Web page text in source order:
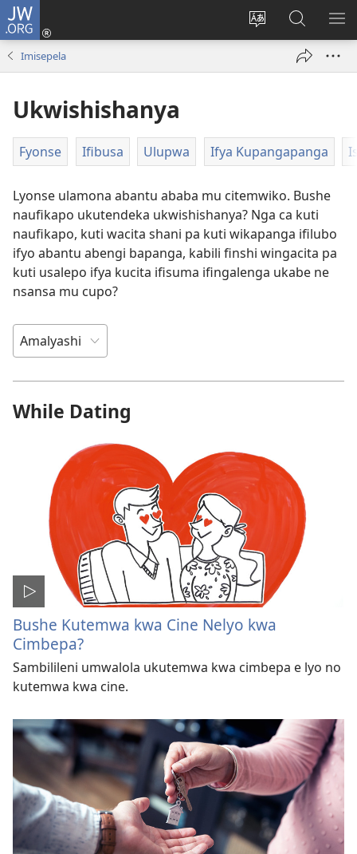
JW.ORG
Bikenipo
Isuleni
(yalaisula Fwayeni
pa
JW.ORG
Imisepela
Ukwishishanya
Fyonse Ifibusa Ulupwa Ifya Kupangapanga
Lyonse ulamona abantu ababa mu citemwiko. Bushe
naufikapo ukutendeka ukwishishanya? Nga ca kuti
naufikapo, kuti wacita shani pa kuti wikapanga ifilubo
ifyo abantu abengi bapanga, kabili finshi wingacita pa
kuti usalepo ifya kucita ifisuma ifingalenga ukabe ne
nsansa mu cupo?
While Dating
Bushe Kutemwa kwa Cine Nelyo kwa
Cimbepa?
Sambilileni umwalola ukutemwa kwa cimbepa e lyo no
kutemwa kwa cine.